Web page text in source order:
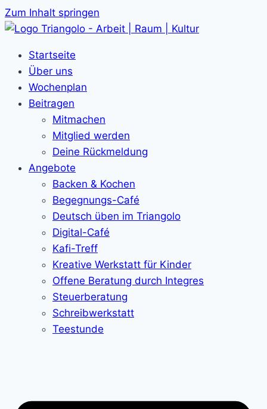
Zum Inhalt springen
Startseite
Über uns
Wochenplan
Beitragen
Mitmachen
Mitglied werden
Deine Rückmeldung
Angebote
Backen & Kochen
Begegnungs-Café
Deutsch üben im Triangolo
Digital-Café
Kafi-Treff
Kreative Werkstatt für Kinder
Offene Beratung durch Integres
Steuerberatung
Schreibwerkstatt
Teestunde